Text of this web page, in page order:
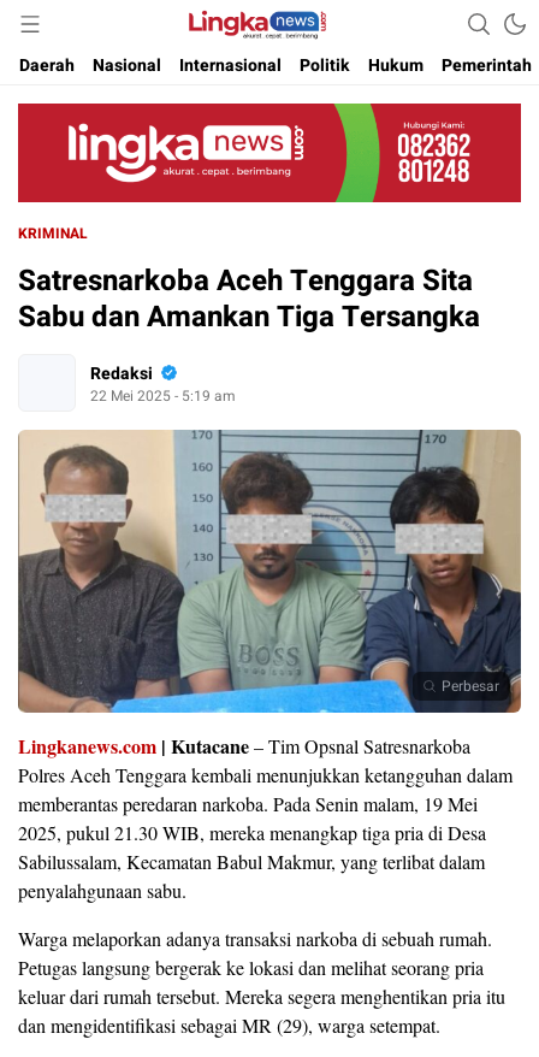
Lingkanews
Akurat. Cepat & Berimbang
Daerah
Nasional Internasional Politik Hukum Pemerintah
KRIMINAL
Satresnarkoba Aceh Tenggara Sita
Sabu dan Amankan Tiga Tersangka
Redaksi
22 Mei 2025 - 5:19 am
Perbesar
Lingkanews.com | Kutacane– Tim Opsnal Satresnarkoba
Polres Aceh Tenggara kembali menunjukkan ketangguhan dalam
memberantas peredaran narkoba. Pada Senin malam, 19 Mei
2025, pukul 21.30 WIB, mereka menangkap tiga pria di Desa
Sabilussalam, Kecamatan Babul Makmur, yang terlibat dalam
penyalahgunaan sabu.
Warga melaporkan adanya transaksi narkoba di sebuah rumah.
Petugas langsung bergerak ke lokasi dan melihat seorang pria
keluar dari rumah tersebut. Mereka segera menghentikan pria itu
dan mengidentifikasi sebagai MR (29), warga setempat.